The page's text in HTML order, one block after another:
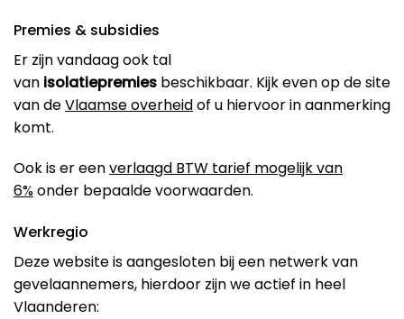
Premies & subsidies
Er zijn vandaag ook tal
van isolatiepremies beschikbaar. Kijk even op de site
van deVlaamse overheidof u hiervoor in aanmerking
komt.
Ook is er eenverlaagd BTW tarief mogelijk van
6%onder bepaalde voorwaarden.
Werkregio
Deze website is aangesloten bij een netwerk van
gevelaannemers, hierdoor zijn we actief in heel
Vlaanderen: